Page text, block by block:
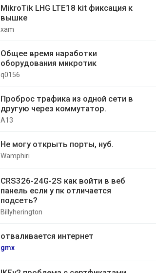
MikroTik LHG LTE18 kit фиксация к
вышке
xam
Общее время наработки
оборудования микротик
q0156
Проброс трафика из одной сети в
другую через коммутатор.
A13
Не могу открыть порты, нуб.
Wamphiri
CRS326-24G-2S как войти в веб
панель если у пк отличается
подсеть?
Billyherington
отваливается интернет
gmx